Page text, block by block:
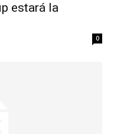
estará la
0